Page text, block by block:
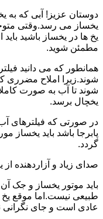
دوستان عزیز! آبی که به
یخساز می رسد.وقتی
یخ ها در یخساز باشید
مطمئن شوید.
شوند.زیرا املاح
شوند تا آب به صورت
یخچال برسد.
در صورتی که فیلترهای
پابرجا باشد باید
گردد.
صدای زیاد و آزاردهنده
باید موتور یخساز و جک
طبیعی نیست.اما موقع
عادی است و جای